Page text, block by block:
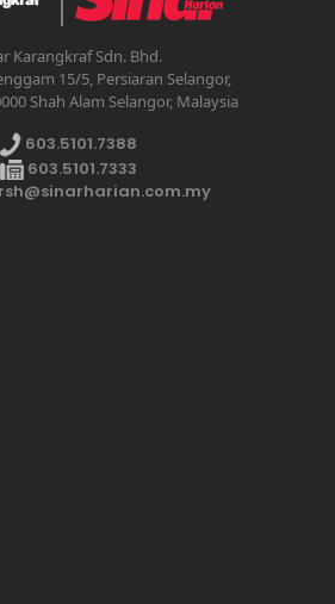
Karangkraf Sdn. Bhd.
15/5, Persiaran Selangor,
Shah Alam Selangor, Malaysia
603.5101.7388
603.5101.7333